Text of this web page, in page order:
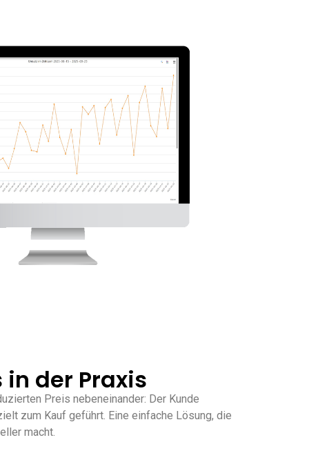
der Praxis
Preis nebeneinander: Der Kunde
zum Kauf geführt. Eine einfache Lösung, die
macht.